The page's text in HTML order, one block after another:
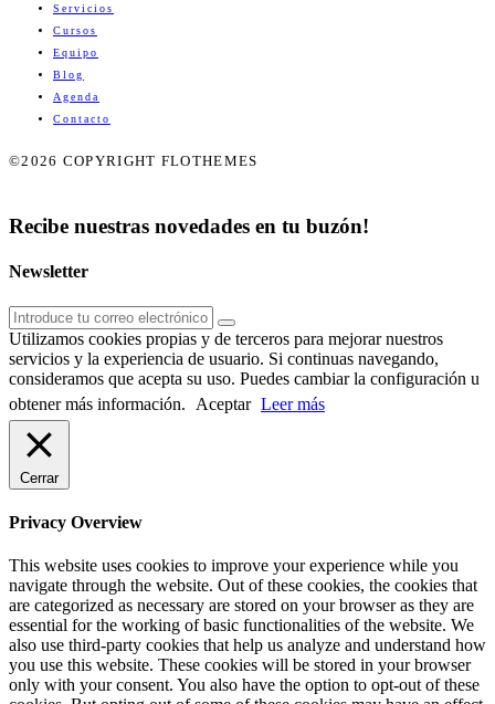
Servicios
Cursos
Equipo
Blog
Agenda
Contacto
©2026 COPYRIGHT FLOTHEMES
Recibe nuestras novedades en tu buzón!
Newsletter
Utilizamos cookies propias y de terceros para mejorar nuestros
servicios y la experiencia de usuario. Si continuas navegando,
consideramos que acepta su uso. Puedes cambiar la configuración u
obtener más información.
Aceptar Leer más
Cerrar
Privacy Overview
This website uses cookies to improve your experience while you
navigate through the website. Out of these cookies, the cookies that
are categorized as necessary are stored on your browser as they are
essential for the working of basic functionalities of the website. We
also use third-party cookies that help us analyze and understand how
you use this website. These cookies will be stored in your browser
only with your consent. You also have the option to opt-out of these